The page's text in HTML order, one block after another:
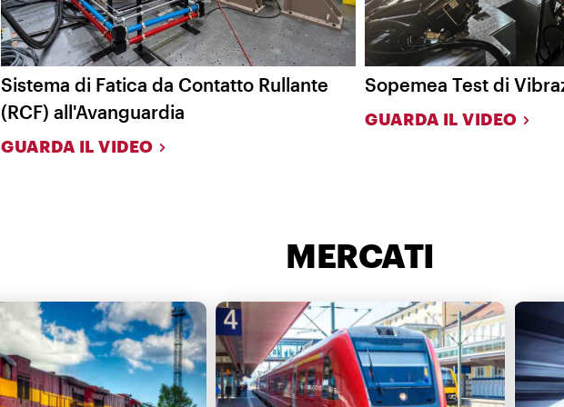
Sistema di Fatica da Contatto Rullante
(RCF) all'Avanguardia
GUARDA IL VIDEO
Sopemea Test di
GUARDA IL VIDEO
MERCATI